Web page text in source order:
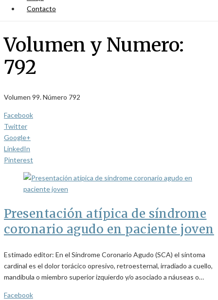
Contacto
Volumen y Numero:
792
Volumen 99. Número 792
Facebook
Twitter
Google+
LinkedIn
Pinterest
Presentación atípica de síndrome
coronario agudo en paciente joven
Estimado editor: En el Síndrome Coronario Agudo (SCA) el síntoma
cardinal es el dolor torácico opresivo, retroesternal, irradiado a cuello,
mandíbula o miembro superior izquierdo y/o asociado a náuseas o…
Facebook